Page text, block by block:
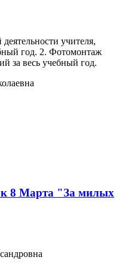
учителя,
год. 2. Фотомонтаж
за весь учебный год.
к 8 Марта "За милых